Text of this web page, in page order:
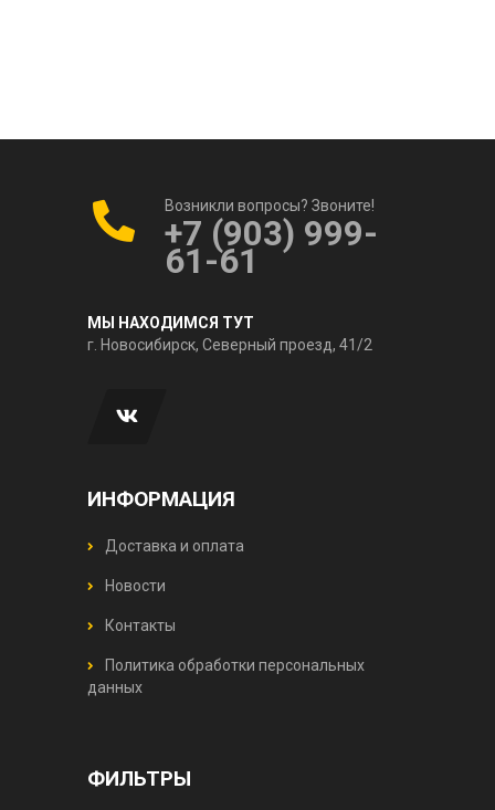
Возникли вопросы? Звоните!
+7 (903) 999-
61-61
МЫ НАХОДИМСЯ ТУТ
г. Новосибирск, Северный проезд, 41/2
ИНФОРМАЦИЯ
Доставка и оплата
Новости
Контакты
Политика обработки персональных
данных
ФИЛЬТРЫ